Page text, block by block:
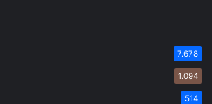
7.678
1.094
514